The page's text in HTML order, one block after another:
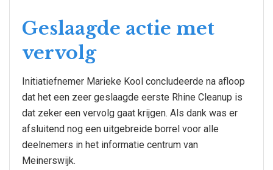
Geslaagde actie met
vervolg
Initiatiefnemer Marieke Kool concludeerde na afloop
dat het een zeer geslaagde eerste Rhine Cleanup is
dat zeker een vervolg gaat krijgen. Als dank was er
afsluitend nog een uitgebreide borrel voor alle
deelnemers in het informatie centrum van
Meinerswijk.